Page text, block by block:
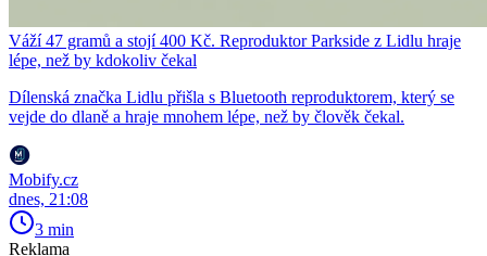
Váží 47 gramů a stojí 400 Kč. Reproduktor Parkside z Lidlu hraje
lépe, než by kdokoliv čekal
Dílenská značka Lidlu přišla s Bluetooth reproduktorem, který se
vejde do dlaně a hraje mnohem lépe, než by člověk čekal.
Mobify.cz
dnes, 21:08
3 min
Reklama